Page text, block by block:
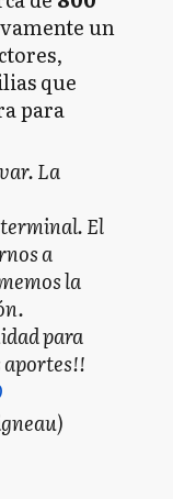
un
que
para
La
El
a
la
para